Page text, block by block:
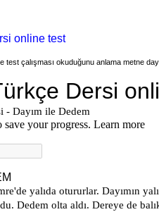
online test
test çalışması okuduğunu anlama metne